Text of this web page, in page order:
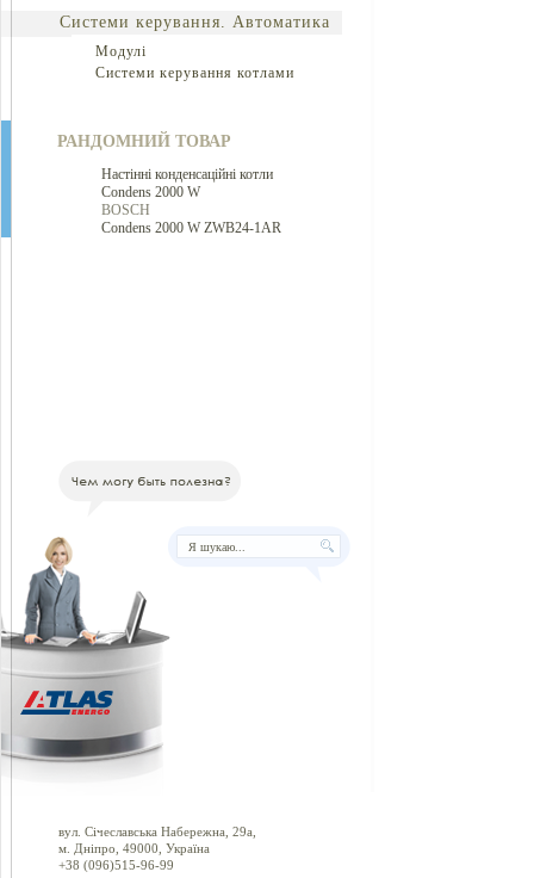
Системи керування. Автоматика
Модулі
Системи керування котлами
РАНДОМНИЙ ТОВАР
Настінні конденсаційні котли
Condens 2000 W
BOSCH
Condens 2000 W ZWB24-1AR
вул. Січеславська Набережна, 29а,
м. Дніпро, 49000, Україна
+38 (096)515-96-99